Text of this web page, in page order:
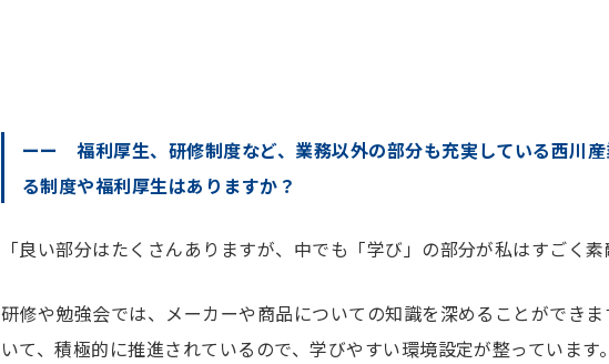
ーー 福利厚生、研修制度など、業務以外の部分も充実している西川
る制度や福利厚生はありますか？
「良い部分はたくさんありますが、中でも「学び」の部分が私はすごく素
研修や勉強会では、メーカーや商品についての知識を深めることができ
いて、積極的に推進されているので、学びやすい環境設定が整っています